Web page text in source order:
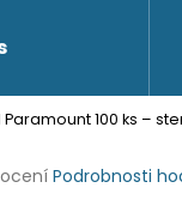
100 ks –
Podrobnosti